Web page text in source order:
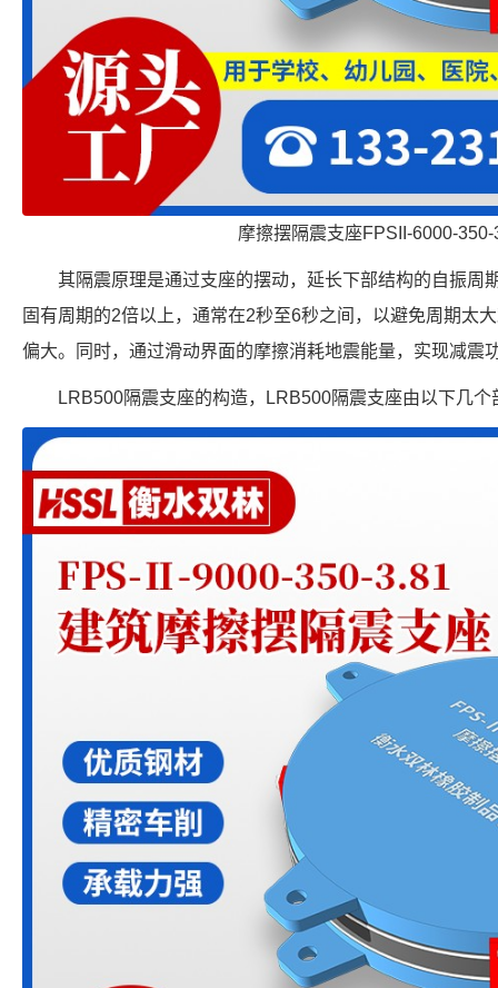
摩擦摆隔震支座FPSII-6000-350-
其隔震原理是通过支座的摆动，延长下部结构的自振周
固有周期的2倍以上，通常在2秒至6秒之间，以避免周期太
偏大。同时，通过滑动界面的摩擦消耗地震能量，实现减震
LRB500隔震支座的构造，LRB500隔震支座由以下几个